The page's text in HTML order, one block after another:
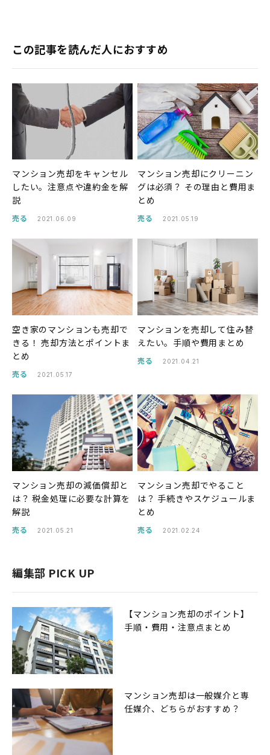
この記事を読んだ人におすすめ
マンション売却をキャンセル
したい。注意点や違約金を解
説
売る 2021.06.09
マンション売却にクリーニン
グは必須？ その理由と費用ま
とめ
売る 2021.05.19
空き家のマンションも売却で
きる！ 売却方法とポイントま
とめ
売る 2021.05.17
マンションを売却して住み替
えたい。手順や費用まとめ
売る 2021.04.21
マンション売却の減価償却と
は？ 税金処理に必要な計算を
解説
売る 2021.05.21
マンション売却でやること
は？ 手続きやスケジュールま
とめ
売る 2021.02.24
編集部 PICK UP
【マンション売却のポイント】
手順・費用・注意点まとめ
マンション売却は一般媒介と専
任媒介、どちらがおすすめ？